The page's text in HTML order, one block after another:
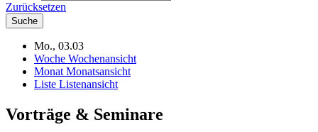
Zurücksetzen
Mo., 03.03
Woche Wochenansicht
Monat Monatsansicht
Liste Listenansicht
Vorträge & Seminare